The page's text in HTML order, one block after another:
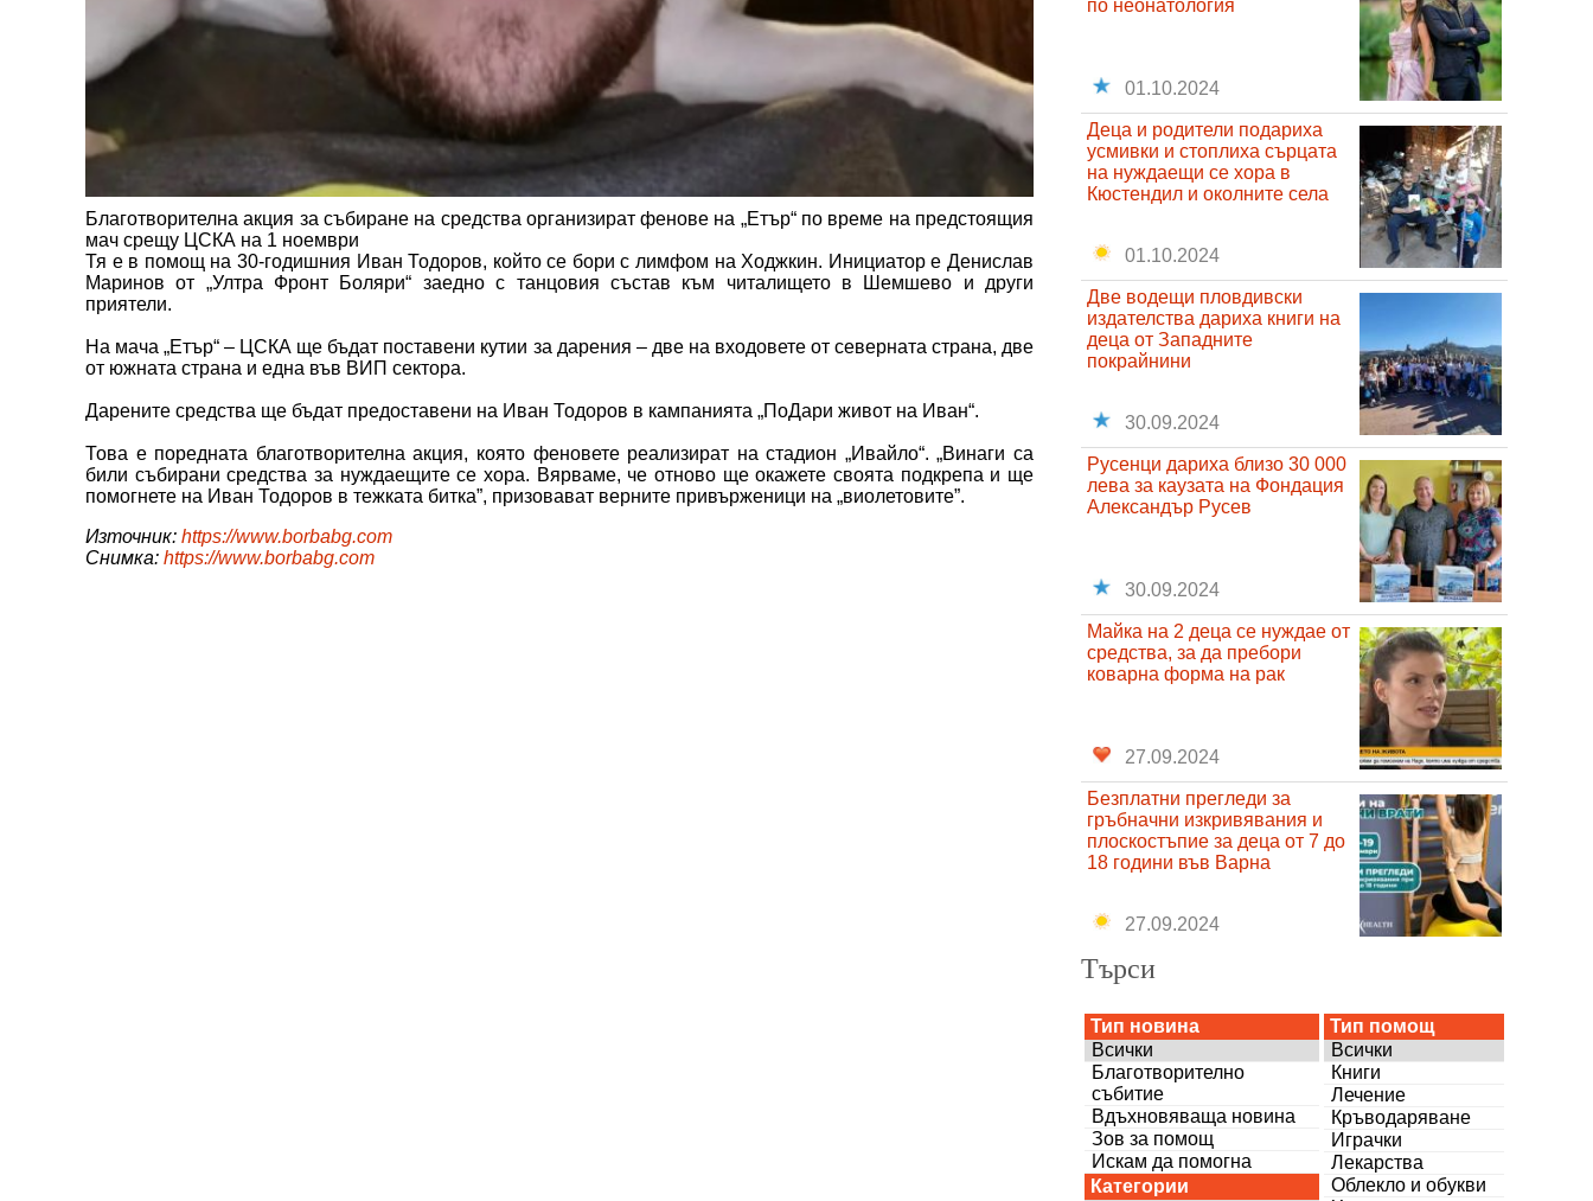
Благотворителна акция за събиране на средства организират фенове на „Етър“ по време на предстоящия
мач срещу ЦСКА на 1 ноември
Тя е в помощ на 30-годишния Иван Тодоров, който се бори с лимфом на Ходжкин. Инициатор е Денислав
Маринов от „Ултра Фронт Боляри“ заедно с танцовия състав към читалището в Шемшево и други
приятели.
На мача „Етър“ – ЦСКА ще бъдат поставени кутии за дарения – две на входовете от северната страна, две
от южната страна и една във ВИП сектора.
Дарените средства ще бъдат предоставени на Иван Тодоров в кампанията „ПоДари живот на Иван“.
Това е поредната благотворителна акция, която феновете реализират на стадион „Ивайло“. „Винаги са
били събирани средства за нуждаещите се хора. Вярваме, че отново ще окажете своята подкрепа и ще
помогнете на Иван Тодоров в тежката битка”, призовават верните привърженици на „виолетовите”.
Източник: https://www.borbabg.com
Снимка: https://www.borbabg.com
по неонатология
01.10.2024
Деца и родители подариха
усмивки и стоплиха сърцата
на нуждаещи се хора в
Кюстендил и околните села
01.10.2024
Две водещи пловдивски
издателства дариха книги на
деца от Западните
покрайнини
30.09.2024
Русенци дариха близо 30 000
лева за каузата на Фондация
Александър Русев
30.09.2024
Майка на 2 деца се нуждае от
средства, за да пребори
коварна форма на рак
27.09.2024
Безплатни прегледи за
гръбначни изкривявания и
плоскостъпие за деца от 7 до
18 години във Варна
27.09.2024
Търси
Тип новина
Всички
Благотворително
събитие
Вдъхновяваща новина
Зов за помощ
Искам да помогна
Категории
Тип помощ
Всички
Книги
Лечение
Кръводаряване
Играчки
Лекарства
Облекло и обукви